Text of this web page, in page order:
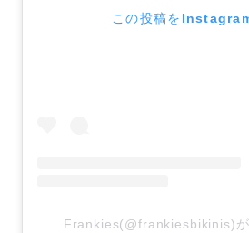
この投稿を
Frankies(@frankiesbikinis)が